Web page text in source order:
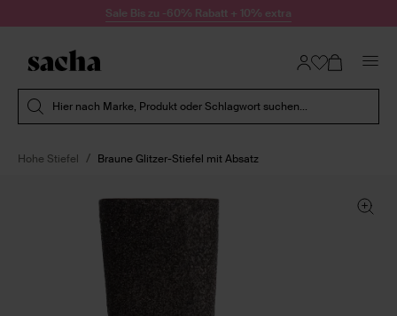
Zum Inhalt springenSale Bis zu -60% Rabatt + 10% extra
Hier nach Marke, Produkt oder Schlagwort suchen...
Hohe Stiefel Braune Glitzer-Stiefel mit Absatz